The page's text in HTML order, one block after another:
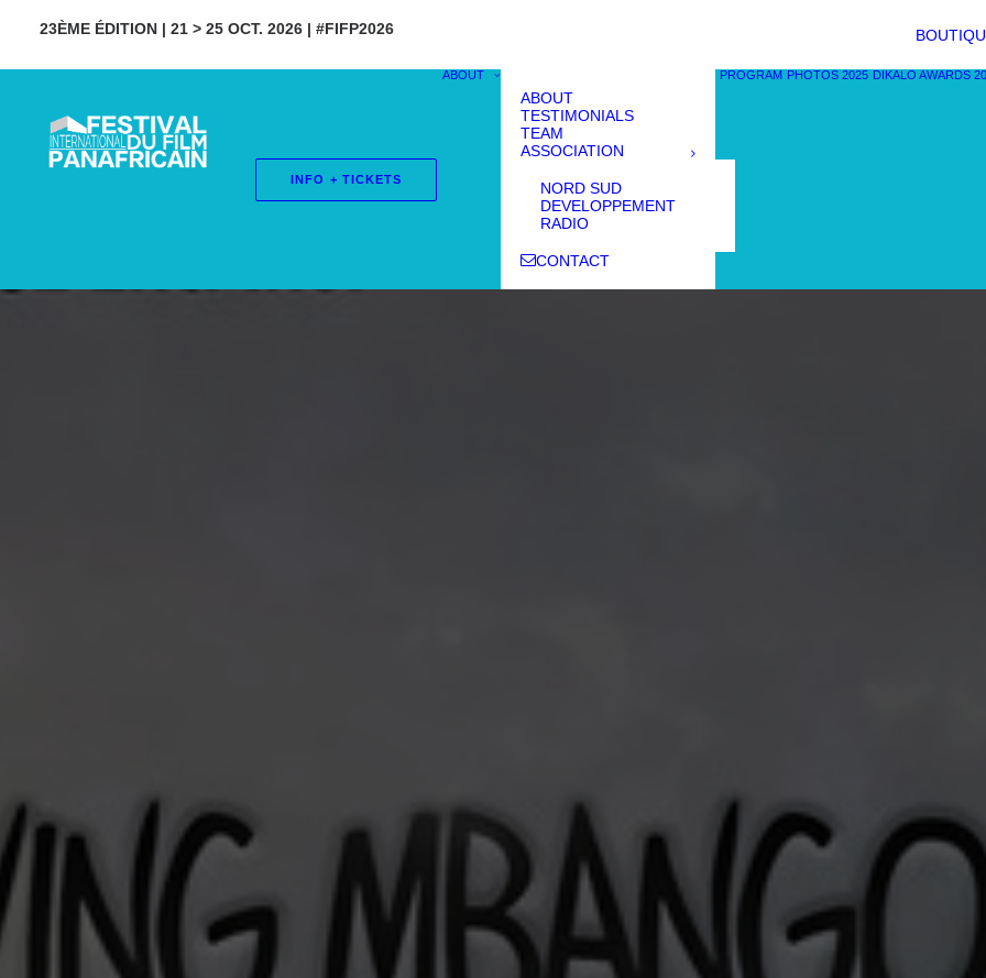
23ÈME ÉDITION | 21 > 25 OCT. 2026 | #FIFP2026
INFO + TICKETS
ABOUT
ABOUT
TESTIMONIALS
TEAM
ASSOCIATION
NORD SUD
DEVELOPPEMENT
RADIO
CONTACT
PROGRAM PHOTOS 2025 DIKALO AWARDS